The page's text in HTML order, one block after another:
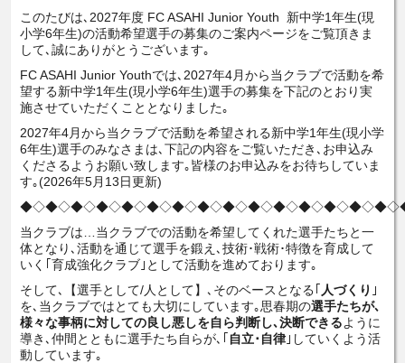
このたびは､2027年度 FC ASAHI Junior Youth 新中学1年生(現
小学6年生)の活動希望選手の募集のご案内ページをご覧頂きま
して､誠にありがとうございます｡
FC ASAHI Junior Youthでは､2027年4月から当クラブで活動を希
望する新中学1年生(現小学6年生)選手の募集を下記のとおり実
施させていただくこととなりました｡
2027年4月から当クラブで活動を希望される新中学1年生(現小学
6年生)選手のみなさまは､下記の内容をご覧いただき､お申込み
くださるようお願い致します｡皆様のお申込みをお待ちしていま
す｡(2026年5月13日更新)
当クラブは…当クラブでの活動を希望してくれた選手たちと一
体となり､活動を通じて選手を鍛え､技術･戦術･特徴を育成して
いく｢育成強化クラブ｣として活動を進めております｡
そして､【選手として/人として】､そのベースとなる｢
人づくり ｣
を､当クラブではとても大切にしています｡思春期の選手たちが､
様々な事柄に対しての良し悪しを自ら判断し､決断できるように
導き､仲間とともに選手たち自らが､｢ 自立･自律｣していくよう活
動しています｡